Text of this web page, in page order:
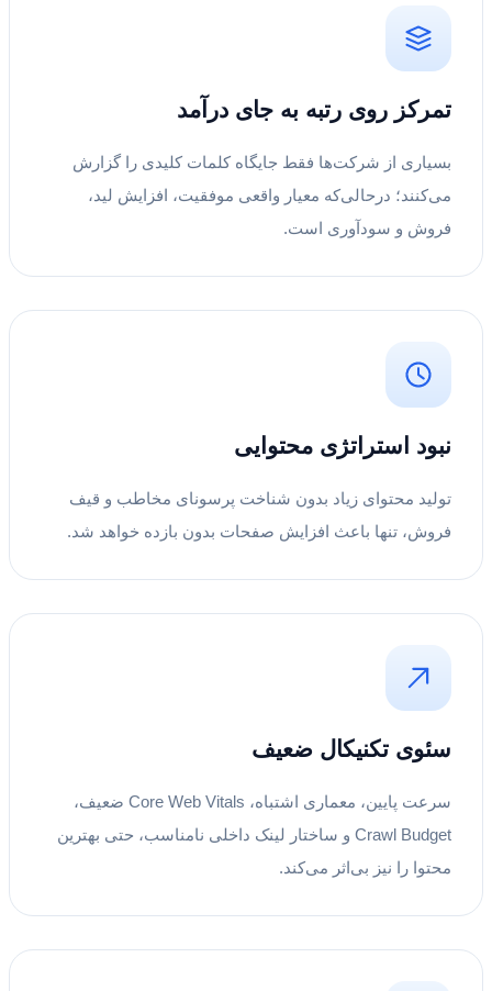
تمرکز روی رتبه به جای درآمد
بسیاری از شرکت‌ها فقط جایگاه کلمات کلیدی را گزارش
می‌کنند؛ درحالی‌که معیار واقعی موفقیت، افزایش لید،
فروش و سودآوری است.
نبود استراتژی محتوایی
تولید محتوای زیاد بدون شناخت پرسونای مخاطب و قیف
فروش، تنها باعث افزایش صفحات بدون بازده خواهد شد.
سئوی تکنیکال ضعیف
سرعت پایین، معماری اشتباه، Core Web Vitals ضعیف،
Crawl Budget و ساختار لینک داخلی نامناسب، حتی بهترین
محتوا را نیز بی‌اثر می‌کند.